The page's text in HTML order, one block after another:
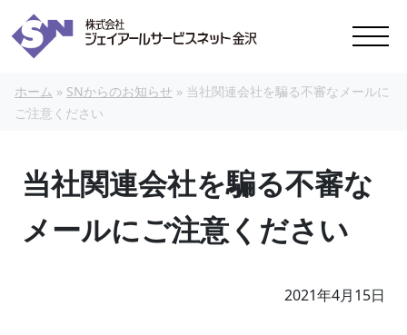
本文へスキップ
ホーム » SNからのお知らせ » 当社関連会社を騙る不審なメールに
ご注意ください
当社関連会社を騙る不審な
メールにご注意ください
2021年4月15日